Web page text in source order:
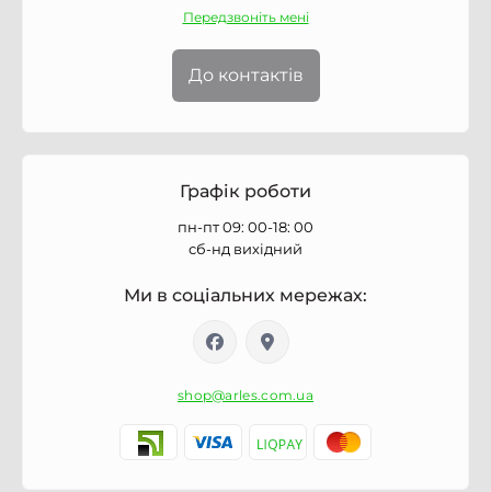
Передзвоніть мені
До контактів
Графік роботи
пн-пт 09: 00-18: 00
сб-нд вихідний
Ми в соціальних мережах:
shop@arles.com.ua